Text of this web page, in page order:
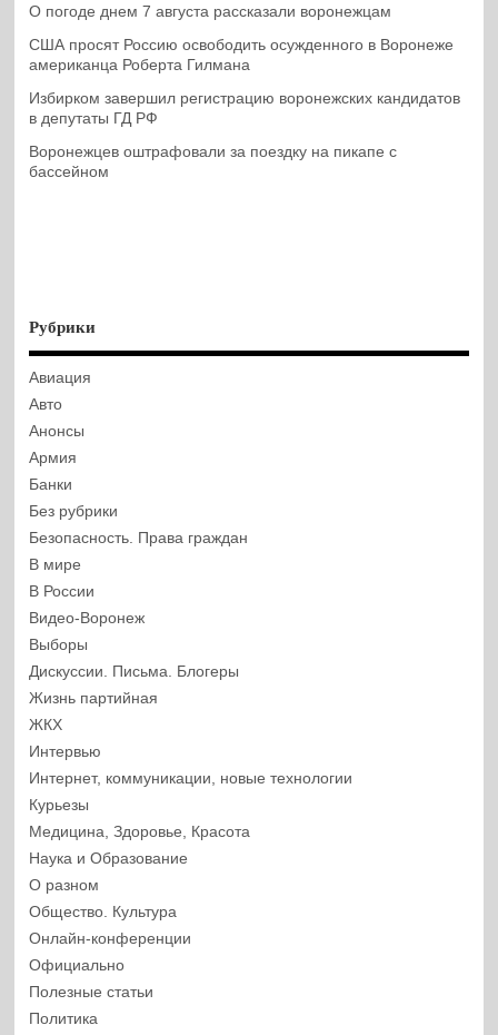
О погоде днем 7 августа рассказали воронежцам
США просят Россию освободить осужденного в Воронеже
американца Роберта Гилмана
Избирком завершил регистрацию воронежских кандидатов
в депутаты ГД РФ
Воронежцев оштрафовали за поездку на пикапе с
бассейном
Рубрики
Авиация
Авто
Анонсы
Армия
Банки
Без рубрики
Безопасность. Права граждан
В мире
В России
Видео-Воронеж
Выборы
Дискуссии. Письма. Блогеры
Жизнь партийная
ЖКХ
Интервью
Интернет, коммуникации, новые технологии
Курьезы
Медицина, Здоровье, Красота
Наука и Образование
О разном
Общество. Культура
Онлайн-конференции
Официально
Полезные статьи
Политика